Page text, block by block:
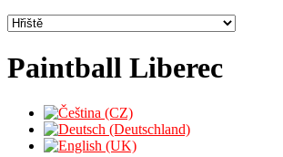
Paintball Liberec